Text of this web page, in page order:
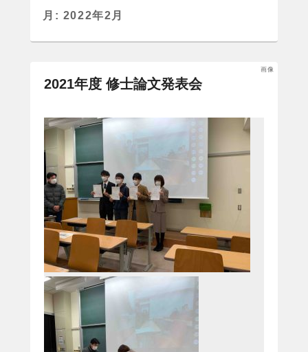
月: 2022年2月
2021年度 修士論文発表会
画像